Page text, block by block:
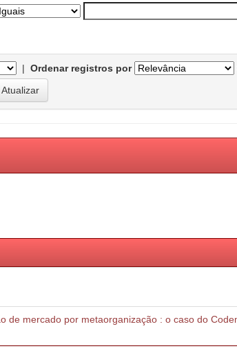
| Ordenar registros por
de mercado por metaorganização : o caso do